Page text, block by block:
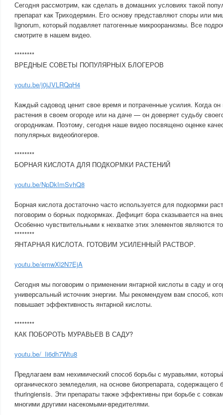
Сегодня рассмотрим, как сделать в домашних условиях такой
препарат как Триходермин. Его основу представляют споры или
lignorum, который подавляет патогенные микрооранизмы. Все
смотрите в нашем видео.
********
ВРЕДНЫЕ СОВЕТЫ ПОПУЛЯРНЫХ БЛОГЕРОВ
youtu.be/j0jJVLRQqH4
Каждый садовод ценит свое время и потраченные усилия. Когда он
растения в своем огороде или на даче — он доверяет судьбу
огородникам. Поэтому, сегодня наше видео посвящено оценке
популярных видеоблогеров.
********
БОРНАЯ КИСЛОТА ДЛЯ ПОДКОРМКИ РАСТЕНИЙ
youtu.be/NpDkImSvhQ8
Борная кислота достаточно часто используется для подкормки
поговорим о борных подкормках. Дефицит бора сказывается на
Особенно чувствительными к нехватке этих элементов являются
********
ЯНТАРНАЯ КИСЛОТА. ГОТОВИМ УСИЛЕННЫЙ РАСТВОР.
youtu.be/emwXl2N7EjA
Cегодня мы поговорим о применении янтарной кислоты в саду и
универсальный источник энергии. Мы рекомендуем вам способ,
повышает эффективность янтарной кислоты.
********
КАК ПОБОРОТЬ МУРАВЬЕВ В САДУ?
youtu.be/_Ii6dh7Wtu8
Предлагаем вам нехимический способ борьбы с муравьями,
органического земледелия, на основе биопрепарата, содержащего
thuringiensis. Эти препараты также эффективны при борьбе с
многими другими насекомыми-вредителями.